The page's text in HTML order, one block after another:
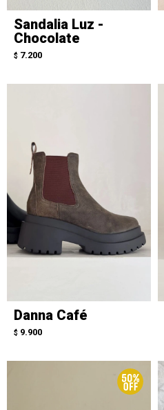
Sandalia Luz -
Chocolate
$ 7.200
Danna Café
$ 9.900